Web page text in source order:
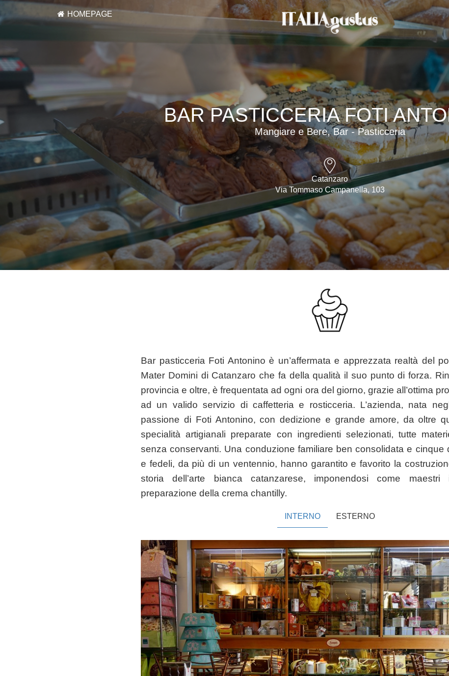
HOMEPAGE
BAR PASTICCERIA FOTI
Mangiare e Bere, Bar - Pasticceria
Catanzaro
Via Tommaso Campanella, 103
Bar pasticceria Foti Antonino è un’affermata e apprezzata realtà del
Mater Domini di Catanzaro che fa della qualità il suo punto di forza.
provincia e oltre, è frequentata ad ogni ora del giorno, grazie all’ottima
ad un valido servizio di caffetteria e rosticceria. L’azienda, nata
passione di Foti Antonino, con dedizione e grande amore, da oltre
specialità artigianali preparate con ingredienti selezionati,tutte
senza conservanti. Una conduzione familiare ben consolidata e cinque
e fedeli, da più di un ventennio, hanno garantito e favorito la
storia dell’arte bianca catanzarese, imponendosi come maestri
preparazione della crema chantilly.
INTERNO ESTERNO